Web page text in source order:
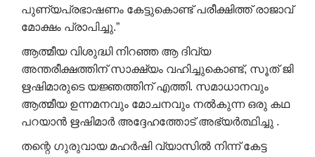
പുണ്യപ്രഭാഷണം കേട്ടുകൊണ്ട് പരീക്ഷിത്ത് രാജാവ്
മോക്ഷം പ്രാപിച്ചു.”
ആത്മീയ വിശുദ്ധി നിറഞ്ഞ ആ ദിവ്യ
അന്തരീക്ഷത്തിന് സാക്ഷ്യം വഹിച്ചുകൊണ്ട്, സൂത് ജി
ഋഷിമാരുടെ യജ്ഞത്തിന് എത്തി. സമാധാനവും
ആത്മീയ ഉന്നമനവും മോചനവും നൽകുന്ന ഒരു കഥ
പറയാൻ ഋഷിമാർ അദ്ദേഹത്തോട് അഭ്യർത്ഥിച്ചു .
തന്റെ ഗുരുവായ മഹർഷി വ്യാസിൽ നിന്ന് കേട്ട